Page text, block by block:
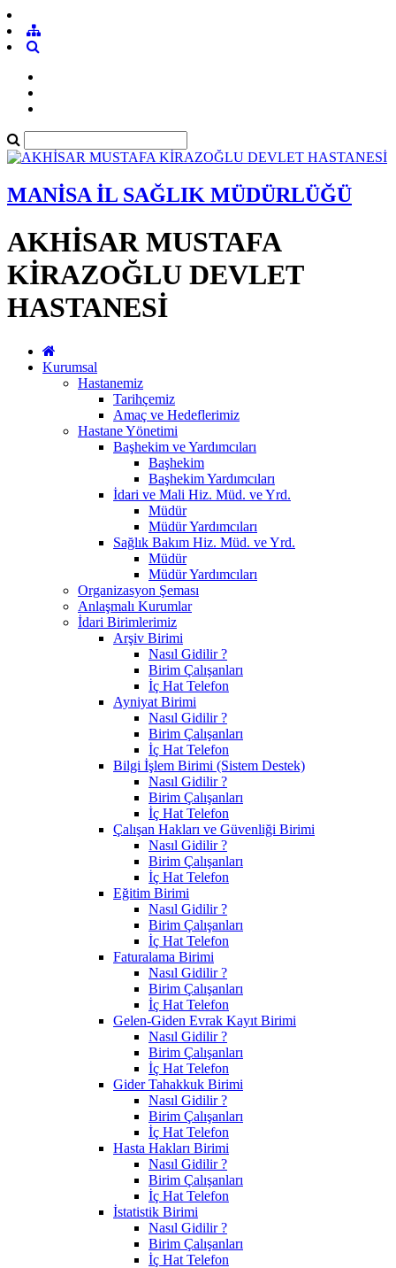
MANİSA İL SAĞLIK MÜDÜRLÜĞÜ
AKHİSAR MUSTAFA
KİRAZOĞLU DEVLET
HASTANESİ
Kurumsal
Hastanemiz
Tarihçemiz
Amaç ve Hedeflerimiz
Hastane Yönetimi
Başhekim ve Yardımcıları
Başhekim
Başhekim Yardımcıları
İdari ve Mali Hiz. Müd. ve Yrd.
Müdür
Müdür Yardımcıları
Sağlık Bakım Hiz. Müd. ve Yrd.
Müdür
Müdür Yardımcıları
Organizasyon Şeması
Anlaşmalı Kurumlar
İdari Birimlerimiz
Arşiv Birimi
Nasıl Gidilir ?
Birim Çalışanları
İç Hat Telefon
Ayniyat Birimi
Nasıl Gidilir ?
Birim Çalışanları
İç Hat Telefon
Bilgi İşlem Birimi (Sistem Destek)
Nasıl Gidilir ?
Birim Çalışanları
İç Hat Telefon
Çalışan Hakları ve Güvenliği Birimi
Nasıl Gidilir ?
Birim Çalışanları
İç Hat Telefon
Eğitim Birimi
Nasıl Gidilir ?
Birim Çalışanları
İç Hat Telefon
Faturalama Birimi
Nasıl Gidilir ?
Birim Çalışanları
İç Hat Telefon
Gelen-Giden Evrak Kayıt Birimi
Nasıl Gidilir ?
Birim Çalışanları
İç Hat Telefon
Gider Tahakkuk Birimi
Nasıl Gidilir ?
Birim Çalışanları
İç Hat Telefon
Hasta Hakları Birimi
Nasıl Gidilir ?
Birim Çalışanları
İç Hat Telefon
İstatistik Birimi
Nasıl Gidilir ?
Birim Çalışanları
İç Hat Telefon